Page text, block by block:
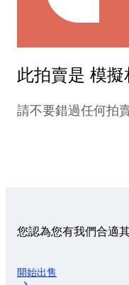
此拍賣是 模
請不要錯過任何拍
您認為您有我們合適
開始出售